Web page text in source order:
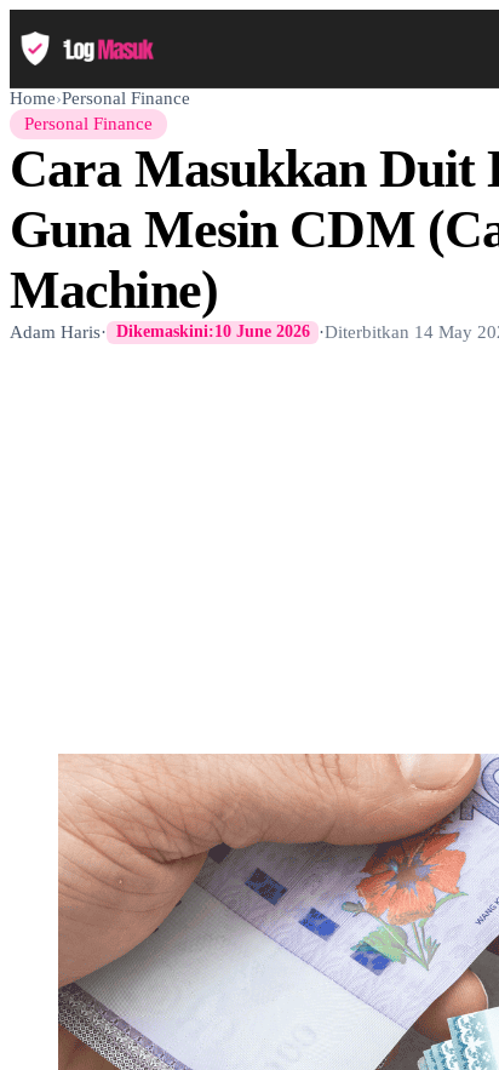
Home›Personal Finance
Personal Finance
Cara Masukkan Duit
Guna Mesin CDM
Machine)
Adam Haris· Dikemaskini:10 June 2026 ·Diterbitkan 14 May